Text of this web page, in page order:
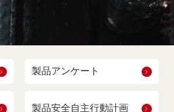
製品アンケート
製品安全自主行動計画